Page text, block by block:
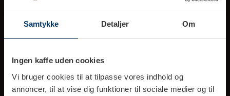
Samtykke Detaljer Om
Ingen kaffe uden cookies
Vi bruger cookies til at tilpasse vores indhold og
annoncer, til at vise dig funktioner til sociale medier og til
Ring til kundeservice (10-16)
tlf. 70 777 303